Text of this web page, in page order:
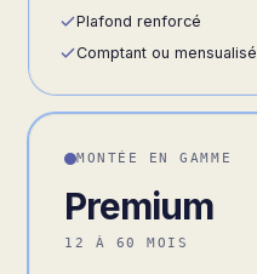
Plafond renforcé
Comptant ou mensualisé
MONTÉE EN GAMME
Premium
12 À 60 MOIS